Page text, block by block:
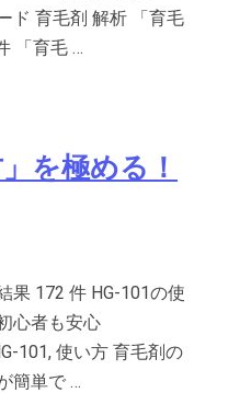
ド 育毛剤 解析 「育毛
「育毛 …
を極める！
果 172 件 HG-101の使
心者も安心
101, 使い方 育毛剤の
簡単で …